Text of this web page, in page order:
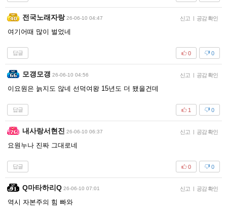
전국노래자랑 26-06-10 04:47 신고 | 공감 확인
여기어때 많이 벌었네
답글 0
0
모갱모갱 26-06-10 04:56 신고 | 공감 확인
이요원은 늙지도 않네 선덕여왕 15년도 더 됐을건데
답글 0
1
내사랑서현진 26-06-10 06:37 신고 | 공감 확인
요원누나 진짜 그대로네
답글 0
0
Q마타하리Q 26-06-10 07:01 신고 | 공감 확인
역시 자본주의 힘 빠와